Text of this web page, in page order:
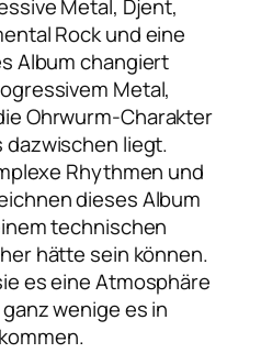
Metal, Djent,
Rock und eine
Album changiert
Metal,
Ohrwurm-Charakter
dazwischen liegt.
Rhythmen und
dieses Album
technischen
hätte sein können.
es eine Atmosphäre
wenige es in